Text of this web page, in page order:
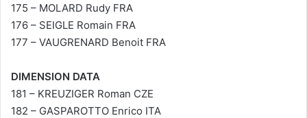
175 – MOLARD Rudy FRA
176 – SEIGLE Romain FRA
177 – VAUGRENARD Benoit FRA
DIMENSION DATA
181 – KREUZIGER Roman CZE
182 – GASPAROTTO Enrico ITA